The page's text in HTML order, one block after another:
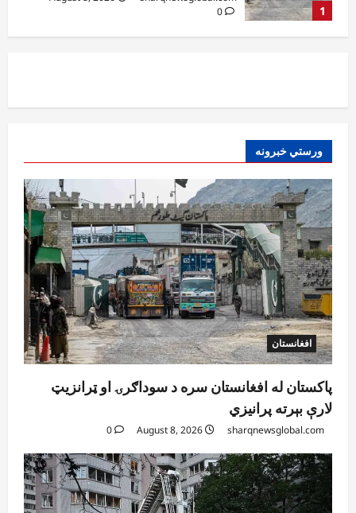
2
0
4
ننګرهار کې د تېلو یو شمېر پمپونه وتړل شول
sharqnewsglobal.com
0
5
افغانستان
ټولګټو وزارت: قیصار ـ لامان سړک رغنیزې
چارې په بېلابېلو برخو کې روانې دي
sharqnewsglobal.com
August 6, 2026
0
ورستي خبرونه
افغانستان
پاکستان له افغانستان سره د سوداګرۍ او ټرانزیټ
لارې بېرته پرانیزي
sharqnewsglobal.com
0